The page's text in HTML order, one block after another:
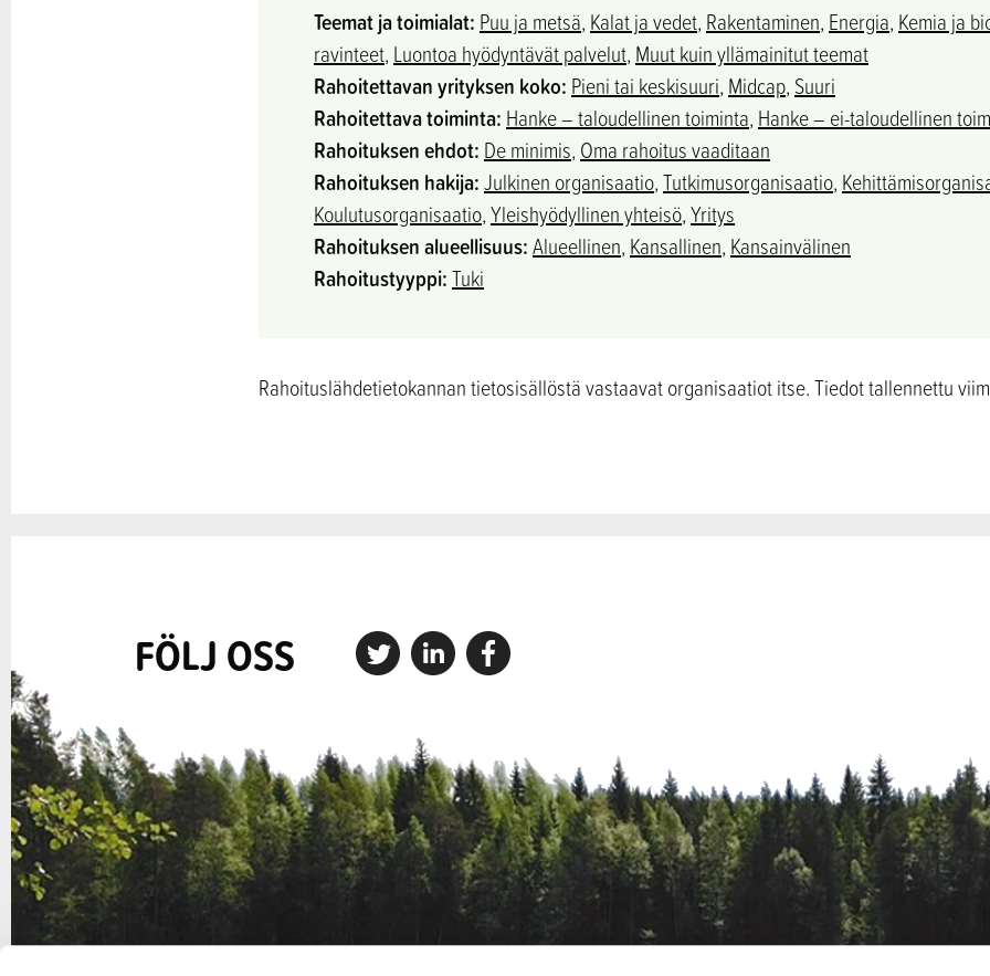
Teemat ja toimialat: Puu ja metsä, Kalat ja vedet, Rakentaminen, Energia, Kemia ja
ravinteet, Luontoa hyödyntävät palvelut, Muut kuin yllämainitut teemat
Rahoitettavan yrityksen koko: Pieni tai keskisuuri, Midcap, Suuri
Rahoitettava toiminta: Hanke – taloudellinen toiminta​, Hanke – ei-taloudellinen
Rahoituksen ehdot: De minimis, Oma rahoitus vaaditaan
Rahoituksen hakija:Julkinen organisaatio,Tutkimusorganisaatio,
Koulutusorganisaatio,Yleishyödyllinen yhteisö,Yritys
Rahoituksen alueellisuus:Alueellinen, Kansallinen, Kansainvälinen
Rahoitustyyppi:Tuki
Rahoituslähdetietokannan tietosisällöstä vastaavat organisaatiot itse. Tiedot tallennettu
FÖLJ OSS